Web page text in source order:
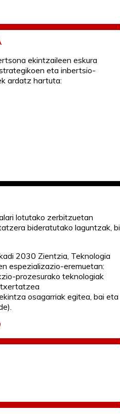
ekintzaileen eskura
eta inbertsio-
ardatz hartuta:
lotutako zerbitzuetan
bideratutako laguntzak, bi
2030 Zientzia, Teknologia
espezializazio-eremuetan:
prozesurako teknologiak
osagarriak egitea, bai eta